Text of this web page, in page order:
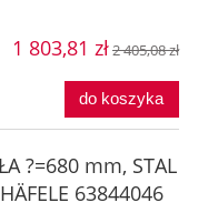
1 803,81 zł2 405,08 zł
do koszyka
?=680 mm, STAL
63844046